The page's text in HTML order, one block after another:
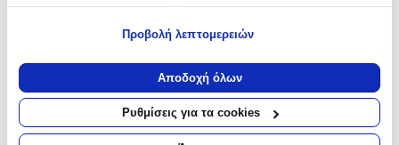
Να συλλέξουμε πληροφορίες σχετικά με τη γεωγραφική
σας τοποθεσία, οι οποίες μπορεί να είναι ακριβείς σε
απόσταση μερικών μέτρων
Να αναγνωρίσουμε τη συσκευή σας σαρώνοντας ενεργά
για συγκεκριμένα χαρακτηριστικά (δακτυλικό αποτύπωμα)
Προβολή λεπτομερειών
Αποδοχή όλων
Ρυθμίσεις για τα cookies